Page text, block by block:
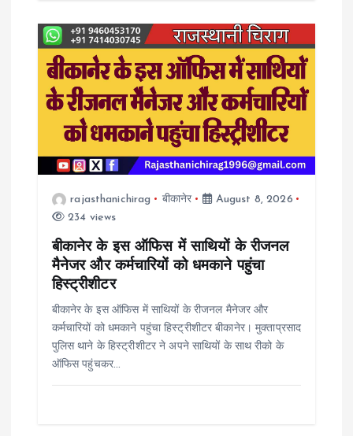
rajasthanichirag बीकानेर
August 8, 2026
234 views
बीकानेर के इस ऑफिस में साथियों के रीजनल
मैनेजर और कर्मचारियों को धमकाने पहुंचा
हिस्ट्रीशीटर
बीकानेर के इस ऑफिस में साथियों के रीजनल मैनेजर और
कर्मचारियों को धमकाने पहुंचा हिस्ट्रीशीटर बीकानेर। मुक्ताप्रसाद
पुलिस थाने के हिस्ट्रीशीटर ने अपने साथियों के साथ रीको के
ऑफिस पहुंचकर…